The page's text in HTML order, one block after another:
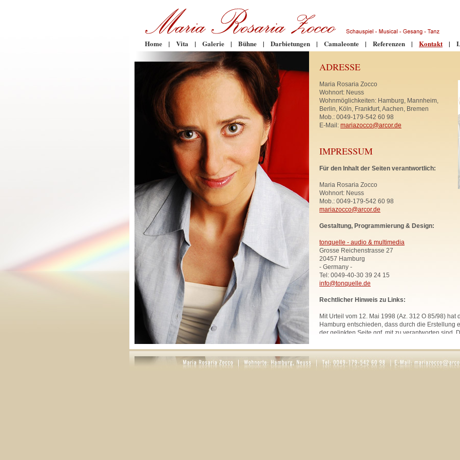
Home | Vita | Galerie | Bühne | Darbietungen | Camaleonte | Referenzen | Kontakt |
ADRESSE
Maria Rosaria Zocco
Wohnort: Neuss
Wohnmöglichkeiten: Hamburg, Mannheim,
Berlin, Köln, Frankfurt, Aachen, Bremen
Mob.: 0049-179-542 60 98
E-Mail: mariazocco@arcor.de
IMPRESSUM
Für den Inhalt der Seiten verantwortlich:
Maria Rosaria Zocco
Wohnort: Neuss
Mob.: 0049-179-542 60 98
mariazocco@arcor.de
Gestaltung, Programmierung & Design:
tonquelle - audio & multimedia
Grosse Reichenstrasse 27
20457 Hamburg
- Germany -
Tel: 0049-40-30 39 24 15
info@tonquelle.de
Rechtlicher Hinweis zu Links:
Mit Urteil vom 12. Mai 1998 (Az. 312 O 85/98) hat
Hamburg entschieden, dass durch die Erstellung
der gelinkten Seite ggf. mit zu verantworten sind.
Website. Diese Erklärung gilt für sämtliche Links
zur Zeit bestehen oder in Zukunft bestehen
Alle Bilder, Texte und Grafiken, sofern nicht